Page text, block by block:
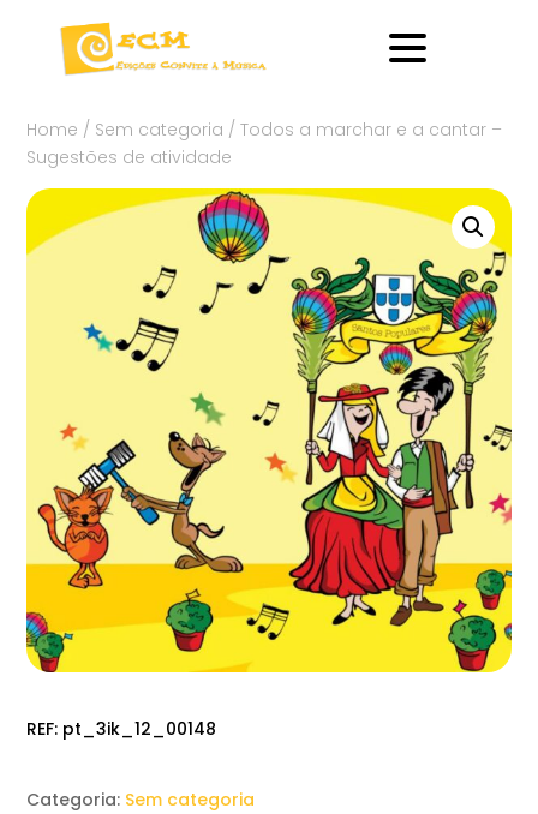
Home / Sem categoria / Todos a marchar e a cantar –
Sugestões de atividade
REF: pt_3ik_12_00148
Categoria: Sem categoria